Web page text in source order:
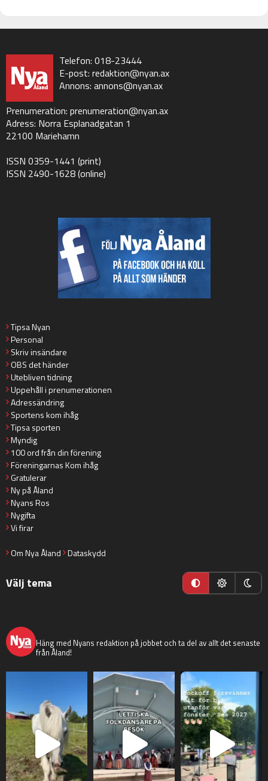
Telefon: 018-23444
E-post: redaktion@nyan.ax
Annons: annons@nyan.ax
Prenumeration: prenumeration@nyan.ax
Adress: Norra Esplanadgatan 1
22100 Mariehamn
ISSN 0359-1441 (print)
ISSN 2490-1628 (online)
Tipsa Nyan
Personal
Skriv insändare
OBS det händer
Utebliven tidning
Uppehåll i prenumerationen
Adressändring
Sportens kom ihåg
Tipsa sporten
Myndig
100 ord från din förening
Föreningarnas Kom ihåg
Gratulerar
Ny på Åland
Nyans Ros
Nygifta
Vi firar
Om Nya Åland Dataskydd
Välj tema
Häng med Nyans redaktion på jobbet och ta del av allt det senaste
från Åland!